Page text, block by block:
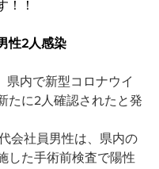
！！
性2人感染
県内で新型コロナウイ
たに2人確認されたと発
会社員男性は、県内の
した手術前検査で陽性